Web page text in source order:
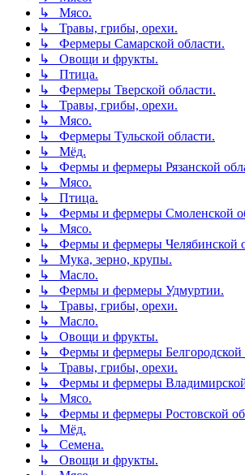
↳ Мясо.
↳ Травы, грибы, орехи.
↳ Фермеры Самарской области.
↳ Овощи и фрукты.
↳ Птица.
↳ Фермеры Тверской области.
↳ Травы, грибы, орехи.
↳ Мясо.
↳ Фермеры Тульской области.
↳ Мёд.
↳ Фермы и фермеры Рязанской
↳ Мясо.
↳ Птица.
↳ Фермы и фермеры Смоленской
↳ Мясо.
↳ Фермы и фермеры Челябинской
↳ Мука, зерно, крупы.
↳ Масло.
↳ Фермы и фермеры Удмуртии.
↳ Травы, грибы, орехи.
↳ Масло.
↳ Овощи и фрукты.
↳ Фермы и фермеры Белгородской
↳ Травы, грибы, орехи.
↳ Фермы и фермеры Владимирской
↳ Мясо.
↳ Фермы и фермеры Ростовской
↳ Мёд.
↳ Семена.
↳ Овощи и фрукты.